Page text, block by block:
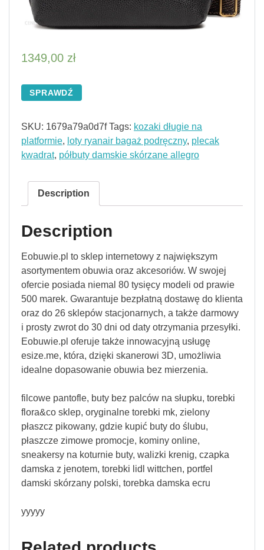
1349,00 zł
SPRAWDŹ
SKU: 1679a79a0d7f Tags: kozaki długie na
platformie, loty ryanair bagaż podręczny, plecak
kwadrat, półbuty damskie skórzane allegro
Description
Description
Eobuwie.pl to sklep internetowy z największym
asortymentem obuwia oraz akcesoriów. W swojej
ofercie posiada niemal 80 tysięcy modeli od prawie
500 marek. Gwarantuje bezpłatną dostawę do klienta
oraz do 26 sklepów stacjonarnych, a także darmowy
i prosty zwrot do 30 dni od daty otrzymania przesyłki.
Eobuwie.pl oferuje także innowacyjną usługę
esize.me, która, dzięki skanerowi 3D, umożliwia
idealne dopasowanie obuwia bez mierzenia.
filcowe pantofle, buty bez palców na słupku, torebki
flora&co sklep, oryginalne torebki mk, zielony
płaszcz pikowany, gdzie kupić buty do ślubu,
płaszcze zimowe promocje, kominy online,
sneakersy na koturnie buty, walizki krenig, czapka
damska z jenotem, torebki lidl wittchen, portfel
damski skórzany polski, torebka damska ecru
yyyyy